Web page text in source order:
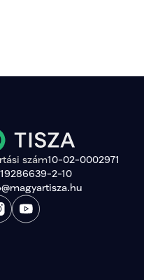
szám10-02-0002971
19286639-2-10